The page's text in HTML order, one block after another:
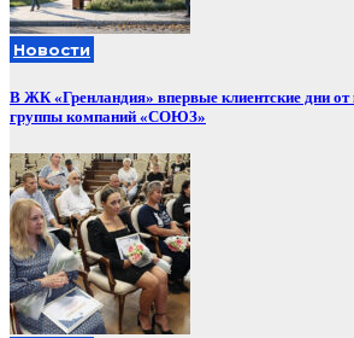
Новости
В ЖК «Гренландия» впервые клиентские дни
группы компаний «СОЮЗ»